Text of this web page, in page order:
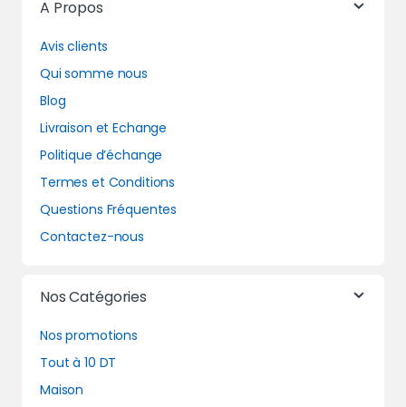
A Propos
Avis clients
Qui somme nous
Blog
Livraison et Echange
Politique d’échange
Termes et Conditions
Questions Fréquentes
Contactez-nous
Nos Catégories
Nos promotions
Tout à 10 DT
Maison